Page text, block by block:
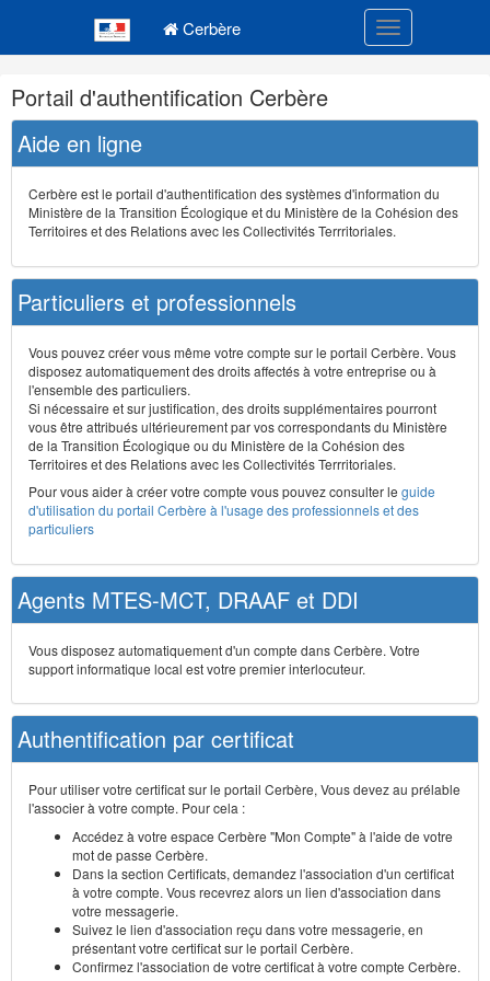
Cerbère Toggle
Navigation
et
outils
annexes
Portail d'authentification Cerbère
Aide en ligne
Cerbère est le portail d'authentification des systèmes d'information du
Ministère de la Transition Écologique et du Ministère de la Cohésion des
Territoires et des Relations avec les Collectivités Terrritoriales.
Particuliers et professionnels
Vous pouvez créer vous même votre compte sur le portail Cerbère. Vous
disposez automatiquement des droits affectés à votre entreprise ou à
l'ensemble des particuliers.
Si nécessaire et sur justification, des droits supplémentaires pourront
vous être attribués ultérieurement par vos correspondants du Ministère
de la Transition Écologique ou du Ministère de la Cohésion des
Territoires et des Relations avec les Collectivités Terrritoriales.
Pour vous aider à créer votre compte vous pouvez consulter le guide
d'utilisation du portail Cerbère à l'usage des professionnels et des
particuliers
Agents MTES-MCT, DRAAF et DDI
Vous disposez automatiquement d'un compte dans Cerbère. Votre
support informatique local est votre premier interlocuteur.
Authentification par certificat
Pour utiliser votre certificat sur le portail Cerbère, Vous devez au prélable
l'associer à votre compte. Pour cela :
Accédez à votre espace Cerbère "Mon Compte" à l'aide de votre
mot de passe Cerbère.
Dans la section Certificats, demandez l'association d'un certificat
à votre compte. Vous recevrez alors un lien d'association dans
votre messagerie.
Suivez le lien d'association reçu dans votre messagerie, en
présentant votre certificat sur le portail Cerbère.
Confirmez l'association de votre certificat à votre compte Cerbère.